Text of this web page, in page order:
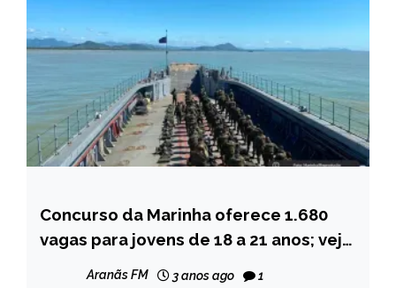
BRASIL
NOTÍCIAS
Concurso da Marinha oferece 1.680
vagas para jovens de 18 a 21 anos; veja
Aranãs FM 3 anos ago 1